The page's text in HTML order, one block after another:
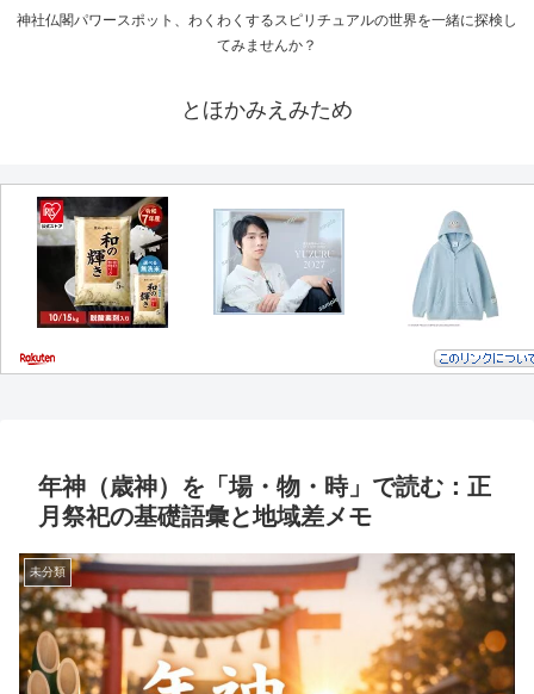
神社仏閣パワースポット、わくわくするスピリチュアルの世界を一緒に探検し
てみませんか？
とほかみえみため
年神（歳神）を「場・物・時」で読む：正
月祭祀の基礎語彙と地域差メモ
未分類